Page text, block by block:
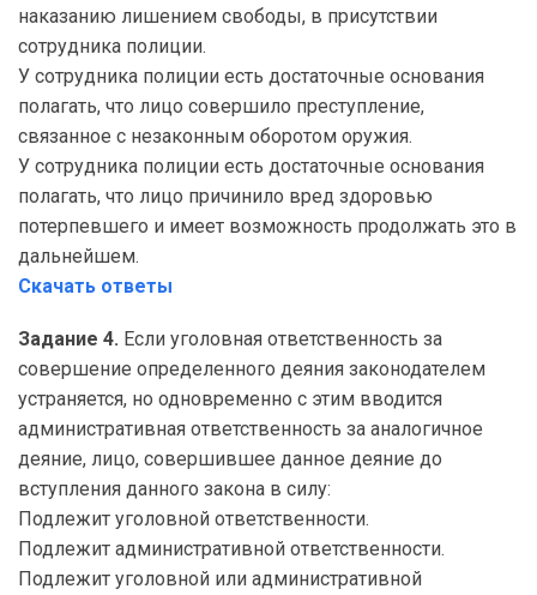
наказанию лишением свободы, в присутствии
сотрудника полиции.
У сотрудника полиции есть достаточные основания
полагать, что лицо совершило преступление,
связанное с незаконным оборотом оружия.
У сотрудника полиции есть достаточные основания
полагать, что лицо причинило вред здоровью
потерпевшего и имеет возможность продолжать это в
дальнейшем.
Скачать ответы
Задание 4. Если уголовная ответственность за
совершение определенного деяния законодателем
устраняется, но одновременно с этим вводится
административная ответственность за аналогичное
деяние, лицо, совершившее данное деяние до
вступления данного закона в силу:
Подлежит уголовной ответственности.
Подлежит административной ответственности.
Подлежит уголовной или административной